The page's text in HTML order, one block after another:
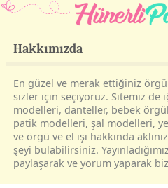
Hakkımızda
En güzel ve merak ettiğiniz
sizler için seçiyoruz. Sitemiz de
modelleri, danteller, bebek
patik modelleri, şal modelleri,
ve örgü ve el işi hakkında
şeyi bulabilirsiniz.
paylaşarak ve yorum yaparak